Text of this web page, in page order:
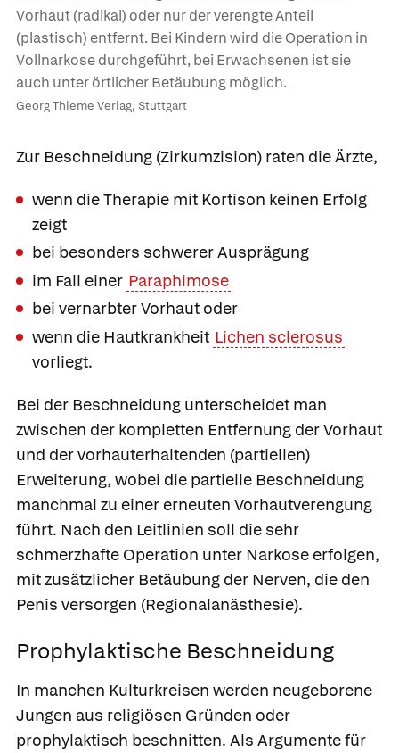
Vorhaut (radikal) oder nur der verengte Anteil
(plastisch) entfernt. Bei Kindern wird die Operation in
Vollnarkose durchgeführt, bei Erwachsenen ist sie
auch unter örtlicher Betäubung möglich.
Georg Thieme Verlag, Stuttgart
Zur Beschneidung (Zirkumzision) raten die Ärzte,
wenn die Therapie mit Kortison keinen Erfolg
zeigt
bei besonders schwerer Ausprägung
im Fall einer Paraphimose
bei vernarbter Vorhaut oder
wenn die Hautkrankheit Lichen sclerosus
vorliegt.
Bei der Beschneidung unterscheidet man
zwischen der kompletten Entfernung der Vorhaut
und der vorhauterhaltenden (partiellen)
Erweiterung, wobei die partielle Beschneidung
manchmal zu einer erneuten Vorhautverengung
führt. Nach den Leitlinien soll die sehr
schmerzhafte Operation unter Narkose erfolgen,
mit zusätzlicher Betäubung der Nerven, die den
Penis versorgen (Regionalanästhesie).
Prophylaktische Beschneidung
In manchen Kulturkreisen werden neugeborene
Jungen aus religiösen Gründen oder
prophylaktisch beschnitten. Als Argumente für